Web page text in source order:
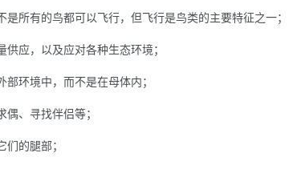
所有的鸟都可以飞行，但飞行是鸟类的主要特征之一；
应，以及应对各种生态环境；
环境中，而不是在母体内；
、寻找伴侣等；
的腿部；